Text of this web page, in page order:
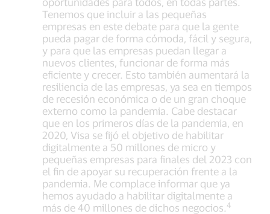
Tenemos que incluir a las pequeñas
empresas en este debate para que la gente
pueda pagar de forma cómoda, fácil y segura,
y para que las empresas puedan llegar a
nuevos clientes, funcionar de forma más
eficiente y crecer. Esto también aumentará la
resiliencia de las empresas, ya sea en tiempos
de recesión económica o de un gran choque
externo como la pandemia. Cabe destacar
que en los primeros días de la pandemia, en
2020, Visa se fijó el objetivo de habilitar
digitalmente a 50 millones de micro y
pequeñas empresas para finales del 2023 con
el fin de apoyar su recuperación frente a la
pandemia. Me complace informar que ya
hemos ayudado a habilitar digitalmente a
más de 40 millones de dichos negocios. 4